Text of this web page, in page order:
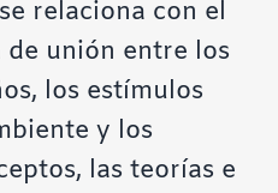
se relaciona con el
unión entre los
los estímulos
y los
las teorías e